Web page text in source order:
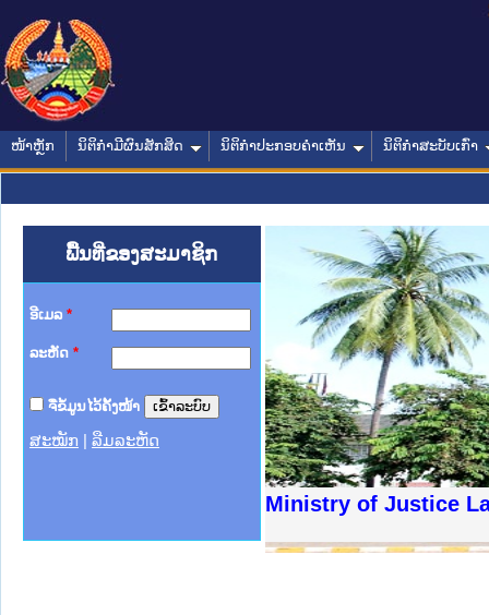
ໜ້າຫຼັກ ນິຕິກໍາມີຜົນສັກສິດ ນິຕິກໍາປະກອບຄໍາເຫັນ ນິຕິກໍາສະບັບເກົ່າ
ພື້ນທີ່ຂອງສະມາຊິກ
ອີເມລ *
ລະຫັດ *
ຈື່ຂໍ້ມູນໄວ້ຄັ້ງໜ້າ
ສະໝັກ ລືມລະຫັດ
Ministry of Justice
າຊົນ ພາກເໜືອ
ການ
ກາງ
ໃຕ້
ຕຳຫຼວດປະຊາຊົນ
ສັນຕິບານປະຊາຊົນ
ກເໜືອ
າຊົນ ພາກກາງ